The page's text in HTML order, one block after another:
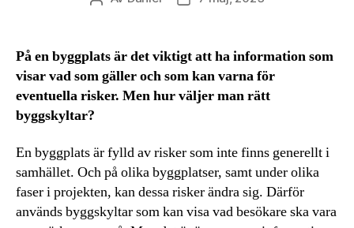
På en byggplats är det viktigt att ha information som
visar vad som gäller och som kan varna för
eventuella risker. Men hur väljer man rätt
byggskyltar?
En byggplats är fylld av risker som inte finns generellt i
samhället. Och på olika byggplatser, samt under olika
faser i projekten, kan dessa risker ändra sig. Därför
används byggskyltar som kan visa vad besökare ska vara